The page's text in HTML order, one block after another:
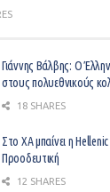
Γιάννης Βάλβης: O
στους πολυεθνικούς
18 SHARES
Στο ΧΑ μπαίνει η
Προοδευτική
12 SHARES